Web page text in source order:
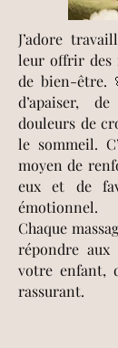
J’adore
leur offrir des
de bien-être.
d’apaiser,
douleurs de
le sommeil.
moyen de
eux et de
émotionnel.
Chaque
répondre aux
votre enfant,
rassurant.